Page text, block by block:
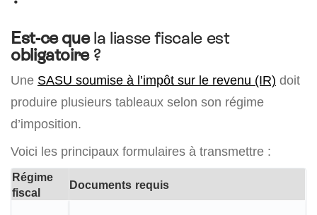
Est-ce quela liasse fiscale est
obligatoire?
Une SASU soumise à l’impôt sur le revenu (IR) doit
produire plusieurs tableaux selon son régime
d’imposition.
Voici les principaux formulaires à transmettre :
Régime
fiscal
Documents requis